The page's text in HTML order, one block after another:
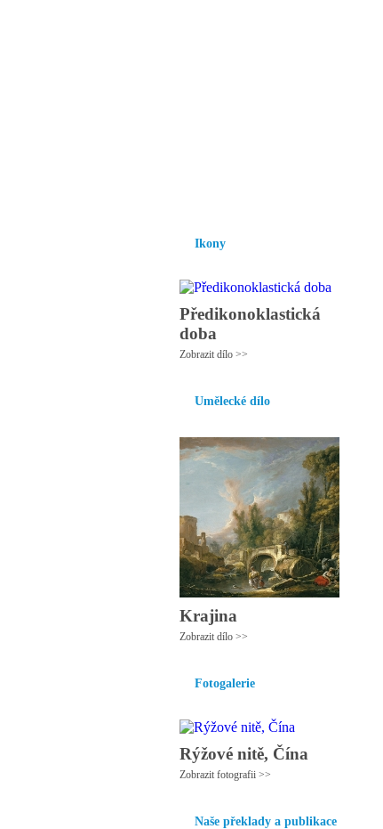
Ikony
Předikonoklastická
doba
Zobrazit dílo >>
Umělecké dílo
Krajina
Zobrazit dílo >>
Fotogalerie
Rýžové nitě, Čína
Zobrazit fotografii >>
Naše překlady a publikace